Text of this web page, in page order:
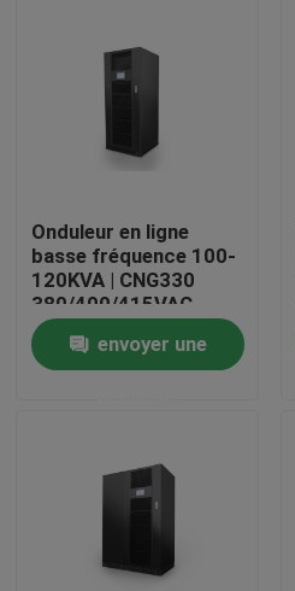
Maison
Au sujet de nous
Visite d'usine
Onduleur en ligne
basse fréquence 100-
120KVA | CNG330
380/400/415VAC
80KW 96KW parallèle
triphaséenvoyer une